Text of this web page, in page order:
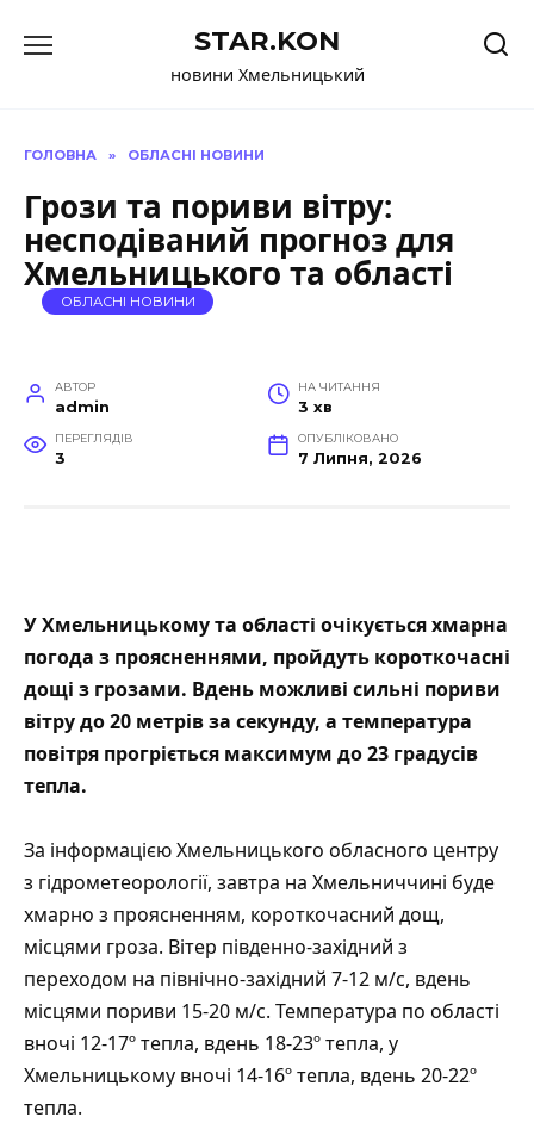
до
STAR.KON
новини Хмельницький
ГОЛОВНА » ОБЛАСНІ НОВИНИ
Грози та пориви вітру:
несподіваний прогноз для
Хмельницького та області
ОБЛАСНІ НОВИНИ
АВТОР
admin
НА ЧИТАННЯ
3 хв
ПЕРЕГЛЯДІВ
3
ОПУБЛІКОВАНО
7 Липня, 2026
У Хмельницькому та області очікується хмарна
погода з проясненнями, пройдуть короткочасні
дощі з грозами. Вдень можливі сильні пориви
вітру до 20 метрів за секунду, а температура
повітря прогріється максимум до 23 градусів
тепла.
За інформацієюХмельницького обласного центру
з гідрометеорології, завтра на Хмельниччині буде
хмарно з проясненням, короткочасний дощ,
місцями гроза. Вітер південно-західний з
переходом на північно-західний 7-12 м/с, вдень
місцями пориви 15-20 м/с. Температура по області
вночі 12-17º тепла, вдень 18-23º тепла, у
Хмельницькому вночі 14-16º тепла, вдень 20-22º
тепла.